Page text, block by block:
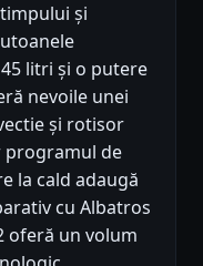
și
litri și o putere
nevoile unei
și rotisor
programul de
la cald adaugă
cu Albatros
oferă un volum